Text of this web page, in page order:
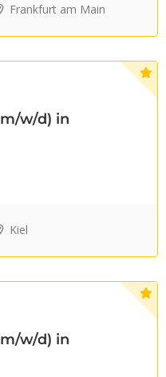
Frankfurt am Main
w/d) in
Kiel
w/d) in